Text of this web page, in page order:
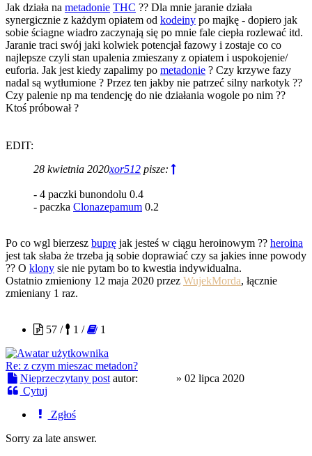
Jak działa na metadonie THC ?? Dla mnie jaranie działa
synergicznie z każdym opiatem od kodeiny po majkę - dopiero jak
sobie ściagne wiadro zaczynają się po mnie fale ciepła rozlewać itd.
Jaranie traci swój jaki kolwiek potencjał fazowy i zostaje co co
najlepsze czyli stan upalenia zmieszany z opiatem i uspokojenie/
euforia. Jak jest kiedy zapalimy po metadonie ? Czy krzywe fazy
nadal są wytłumione ? Przez ten jakby nie patrzeć silny narkotyk ??
Czy palenie np ma tendencję do nie działania wogole po nim ??
Ktoś próbował ?
EDIT:
28 kwietnia 2020xor512 pisze:
- 4 paczki bunondolu 0.4
- paczka Clonazepamum 0.2
Po co wgl bierzesz buprę jak jesteś w ciągu heroinowym ?? heroina
jest tak słaba że trzeba ją sobie doprawiać czy sa jakies inne powody
?? O klony sie nie pytam bo to kwestia indywidualna.
Ostatnio zmieniony 12 maja 2020 przez WujekMorda, łącznie
zmieniany 1 raz.
57 /
1 / 1
Re: z czym mieszac metadon?
Nieprzeczytany post autor: » 02 lipca 2020
Cytuj
Zgłoś
Sorry za late answer.